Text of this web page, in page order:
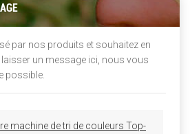
par nos produits et souhaitez en
un message ici, nous vous
possible.
machine de tri de couleurs Top-